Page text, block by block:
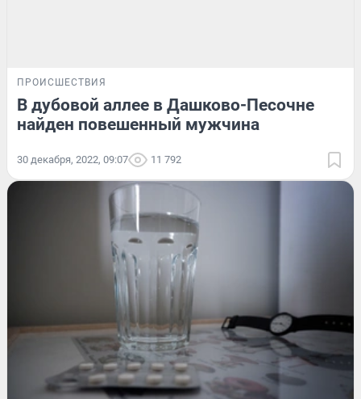
ПРОИСШЕСТВИЯ
В дубовой аллее в Дашково-Песочне
найден повешенный мужчина
30 декабря, 2022, 09:07 11 792